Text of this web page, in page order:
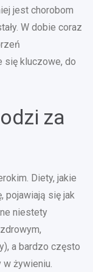
jest chorobom
W dobie coraz
się kluczowe, do
za
Diety, jakie
pojawiają się jak
niestety
a bardzo często
w żywieniu.